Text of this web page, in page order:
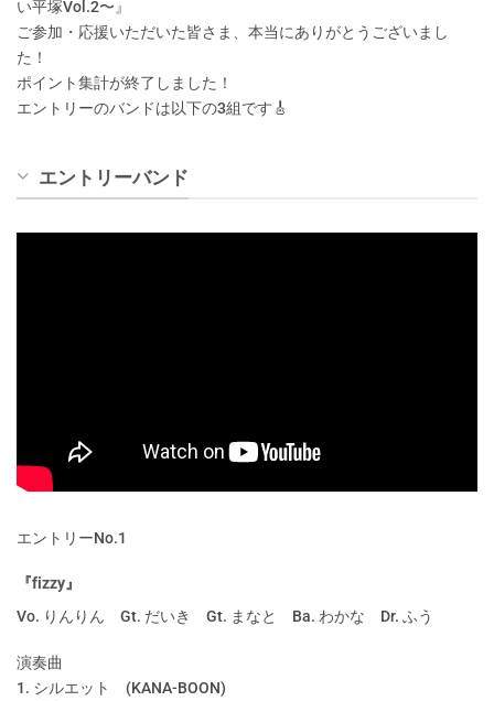
い平塚Vol.2〜』
ご参加・応援いただいた皆さま、本当にありがとうございまし
た！
ポイント集計が終了しました！
エントリーのバンドは以下の3組です🎸
エントリーバンド
エントリーNo.1
『fizzy』
Vo. りんりん Gt. だいき Gt. まなと Ba. わかな Dr. ふう
演奏曲
1. シルエット (KANA-BOON)